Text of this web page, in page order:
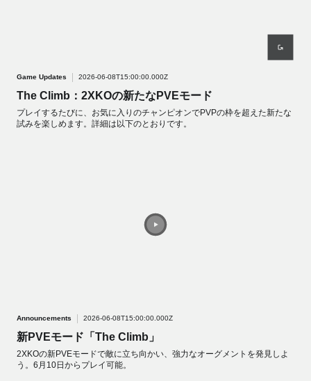
Game Updates 2026-06-08T15:00:00.000Z
The Climb：2XKOの新たなPVEモード
プレイするたびに、お気に入りのチャンピオンでPVPの枠を超えた新たな
試みを楽しめます。詳細は以下のとおりです。
Announcements 2026-06-08T15:00:00.000Z
新PVEモード「The Climb」
2XKOの新PVEモードで敵に立ち向かい、強力なオーグメントを発見しよ
う。6月10日からプレイ可能。